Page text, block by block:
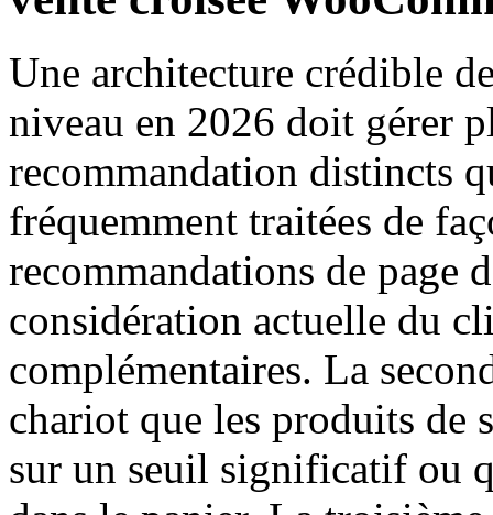
Une architecture crédible
niveau en 2026 doit gérer
recommandation distincts
fréquemment traitées de
recommandations de page
considération actuelle du
complémentaires. La
chariot que les produits de
sur un seuil significatif ou